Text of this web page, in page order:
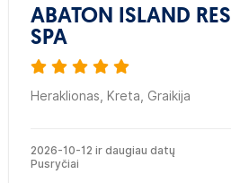
ABATON ISLAND
SPA
Heraklionas, Kreta, Graikija
2026-10-12 ir daugiau datų
Pusryčiai